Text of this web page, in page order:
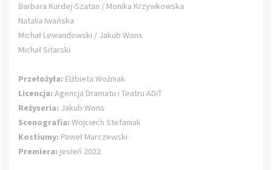
Barbara Kurdej-Szatan / Monika Krzywkowska
Natalia Iwańska
Michał Lewandowski / Jakub Wons
Michał Sitarski
Przełożyła: Elżbieta Woźniak
Licencja: Agencja Dramatu i Teatru ADiT
Reżyseria: Jakub Wons
Scenografia: Wojciech Stefaniak
Kostiumy: Paweł Marczewski
Premiera: jesień 2022